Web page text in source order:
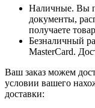
Наличные. Вы
документы,
получаете
Безналичный
MasterCard.
Ваш заказ можем
условии вашего
доставки: